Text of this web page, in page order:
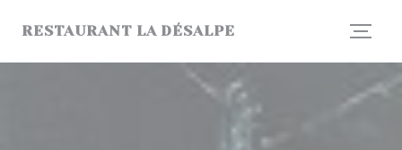
RESTAURANT LA DÉSALPE